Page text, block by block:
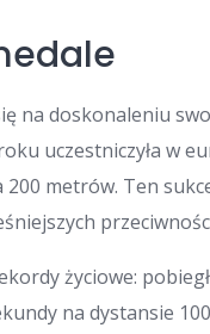
na doskonaleniu
uczestniczyła w
200 metrów. Ten
życiowe:
na dystansie